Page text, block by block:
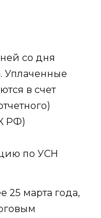
со дня
Уплаченные
в счет
РФ)
по УСН
25 марта года,